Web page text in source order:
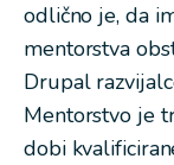
odlično je, da
mentorstva
Drupal
Mentorstvo je
dobi